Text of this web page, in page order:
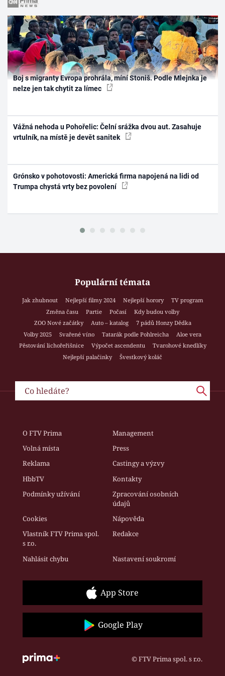
Boj s migranty Evropa prohrála, míní Stoniš. Podle Mlejnka je
nelze jen tak chytit za límec
Vážná nehoda u Pohořelic: Čelní srážka dvou aut. Zasahuje
vrtulník, na místě je devět sanitek
Grónsko v pohotovosti: Americká firma napojená na lidi od
Trumpa chystá vrty bez povolení
Populární témata
Jak zhubnout Nejlepší filmy 2024 Nejlepší horory
TV program
Změna času
Partie Počasí
Kdy budou volby
ZOO Nové začátky
Auto – katalog
7 pádů Honzy Dědka
Volby 2025
Svařené víno Tatarák podle Pohlreicha
Aloe vera
Pěstování lichořeřišnice
Výpočet ascendentu
Tvarohové knedlíky
Nejlepší palačinky
Švestkový koláč
O FTV Prima
Management
Volná místa
Press
Reklama
Castingy a výzvy
HbbTV
Kontakty
Podmínky užívání
Zpracování osobních
údajů
Cookies
Nápověda
Vlastník FTV Prima spol.
s r.o.
Redakce
Nahlásit chybu Nastavení soukromí
App Store
Google Play
© FTV Prima spol. s r.o.